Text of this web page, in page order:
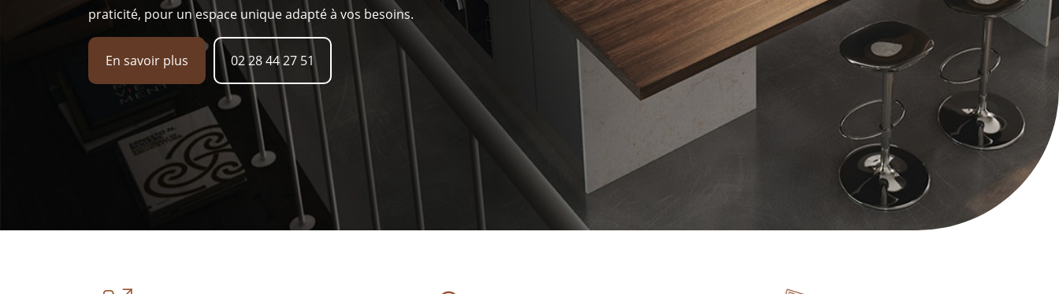
praticité, pour un espace unique adapté à vos besoins.
En savoir plus 02 28 44 27 51